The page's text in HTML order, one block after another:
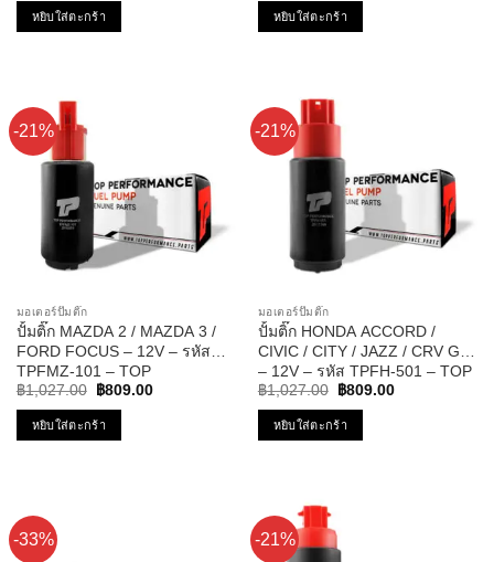
หยิบใส่ตะกร้า
was:
฿1,375.00.
หยิบใส่ตะกร้า
-21%
มอเตอร์ปั๊มติ๊ก
ปั้มติ๊ก MAZDA 2 / MAZDA 3 /
FORD FOCUS – 12V – รหัส
TPFMZ-101 – TOP
PERFORMANCE JAPAN
฿1,027.00
Original
was:
฿1,027.00.
฿809.00Current
หยิบใส่ตะกร้า
-21%
มอเตอร์ปั๊มติ๊ก
ปั้มติ๊ก HONDA ACCORD /
CIVIC / CITY / JAZZ / CRV G3
– 12V – รหัส TPFH-501 – TOP
PERFORMANCE
฿1,027.00
Original
was:
฿1,027.00.
฿809.00Current
หยิบใส่ตะกร้า
-33% -21%